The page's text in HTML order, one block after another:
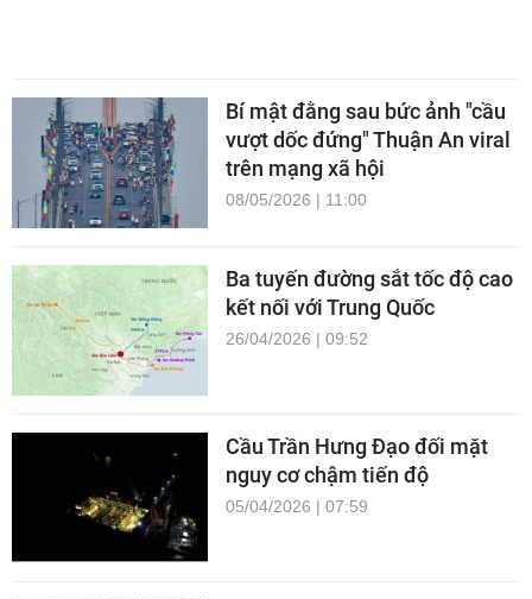
Bí mật đằng sau bức ảnh "cầu
vượt dốc đứng" Thuận An viral
trên mạng xã hội
08/05/2026 | 11:00
Ba tuyến đường sắt tốc độ cao
kết nối với Trung Quốc
26/04/2026 | 09:52
Cầu Trần Hưng Đạo đối mặt
nguy cơ chậm tiến độ
05/04/2026 | 07:59